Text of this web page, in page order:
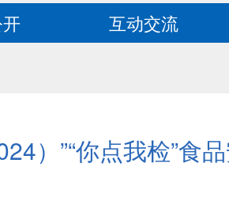
互动交流
）”“你点我检”食